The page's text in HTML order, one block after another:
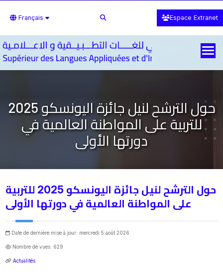
Français Espace Extranet
حول الترشح لنيل جائزة اليونسكو 2025
للتربية على المواطنة العالمية في
دورتها الأولى
حول الترشح لنيل جائزة اليونسكو 2025 للتربية
على المواطنة العالمية في دورتها الأولى
Date de dernière mise à jour: mercredi 5 août 2026
Nombre de vues: 629
Actualités